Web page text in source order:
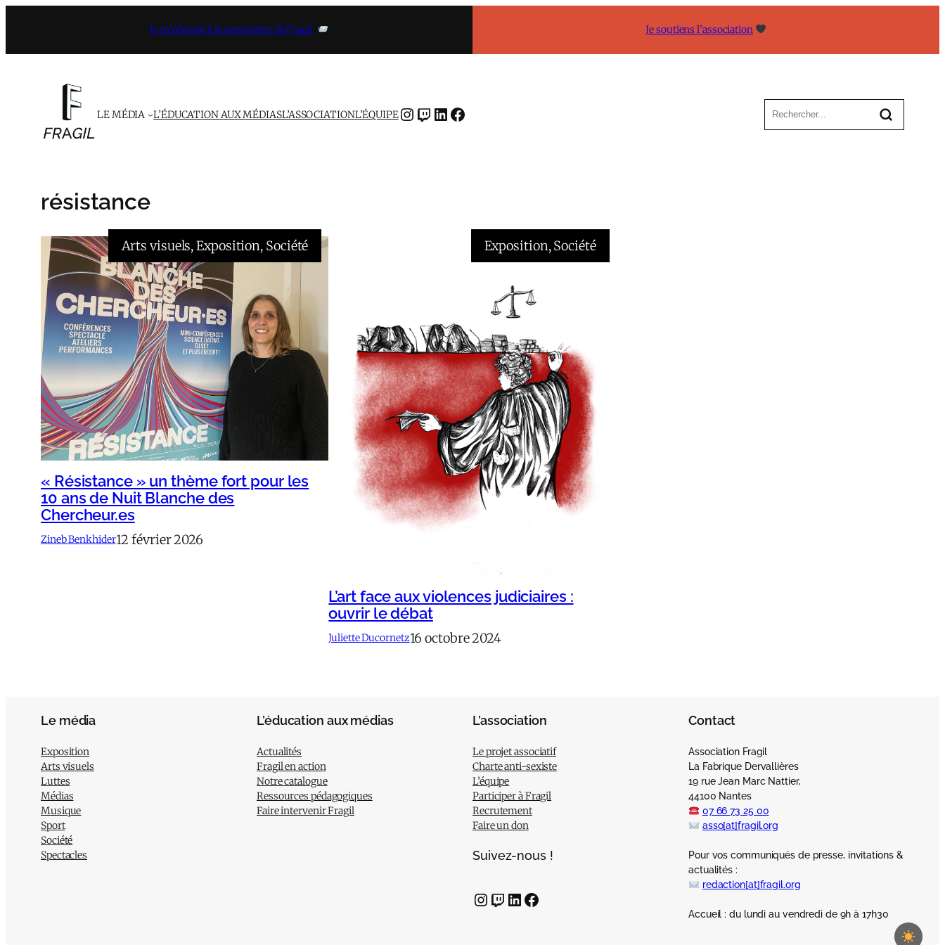
contenu
Je m’abonne à la newsletter de Fragil Je soutiens l’association
LE MÉDIA L’ÉDUCATION AUX MÉDIASL’ASSOCIATIONL’ÉQUIPEINSTAGRAMTWITCH LINKEDIN FACEBOOK
résistance
Arts visuels, Exposition, Société
« Résistance » un thème fort pour les
10 ans de Nuit Blanche des
Chercheur.es
Zineb Benkhider12 février 2026
Exposition, Société
L’art face aux violences judiciaires :
ouvrir le débat
Juliette Ducornetz16 octobre 2024
Le média
Exposition
Arts visuels
Luttes
Médias
Musique
Sport
Société
Spectacles
L’éducation aux médias
Actualités
Fragil en action
Notre catalogue
Ressources pédagogiques
Faire intervenir Fragil
L’association
Le projet associatif
Charte anti-sexiste
L’équipe
Participer à Fragil
Recrutement
Faire un don
Suivez-nous !
InstagramTwitch LinkedIn Facebook
Contact
Association Fragil
La Fabrique Dervallières
19 rue Jean Marc Nattier,
44100 Nantes
07 66 73 25 00
asso[at]fragil.org
Pour vos communiqués de presse, invitations &
actualités :
redaction[at]fragil.org
Accueil : du lundi au vendredi de 9h à 17h30